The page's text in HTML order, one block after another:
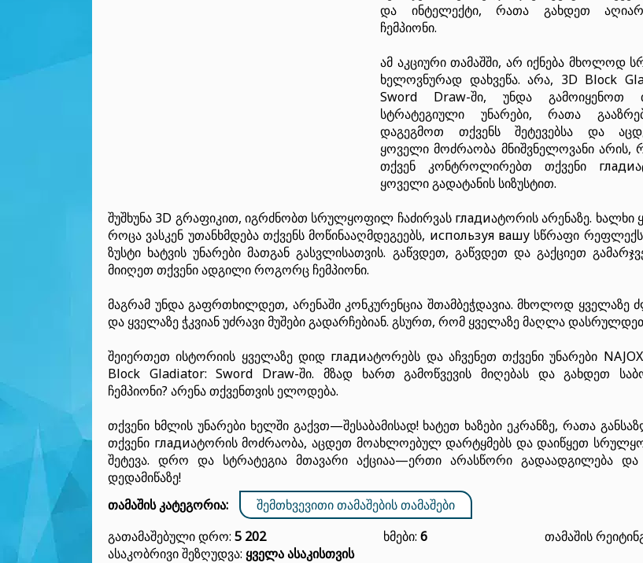
და ინტელექტი, რათა გახდეთ
ჩემპიონი.
ამ აკციური თამაშში, არ იქნება მხოლოდ
ხელოვნურად დახვეწა. არა, 3D Block
Sword Draw-ში, უნდა გამოიყენოთ
სტრატეგიული უნარები, რათა
დაგეგმოთ თქვენს შეტევებსა და
ყოველი მოძრაობა მნიშვნელოვანი არის,
თქვენ კონტროლირებთ თქვენი
ყოველი გადატანის სიზუსტით.
შუშხუნა 3D გრაფიკით, იგრძნობთ სრულყოფილ ჩაძირვას гладиატორის არენაზე. ხალხი
როცა ვასკენ უთანხმდება თქვენს მოწინააღმდეგეებს, используя вашу სწრაფი
ზუსტი ხატვის უნარები მათგან გასვლისათვის. გაწვდეთ, გაწვდეთ და გაქციეთ
მიიღეთ თქვენი ადგილი როგორც ჩემპიონი.
მაგრამ უნდა გაფრთხილდეთ, არენაში კონკურენცია შთამბეჭდავია. მხოლოდ ყველაზე
და ყველაზე ჭკვიან უძრავი მუშები გადარჩებიან. გსურთ, რომ ყველაზე მაღლა
შეიერთეთ ისტორიის ყველაზე დიდ гладиატორებს და აჩვენეთ თქვენი უნარები
Block Gladiator: Sword Draw-ში. მზად ხართ გამოწვევის მიღებას და გახდეთ
ჩემპიონი? არენა თქვენთვის ელოდება.
თქვენი ხმლის უნარები ხელში გაქვთ—შესაბამისად! ხატეთ ხაზები ეკრანზე, რათა
თქვენი гладиატორის მოძრაობა, აცდეთ მოახლოებულ დარტყმებს და დაიწყეთ
შეტევა. დრო და სტრატეგია მთავარი აქციაა—ერთი არასწორი გადაადგილება და
დედამიწაზე!
თამაშის კატეგორია:
ᲨᲔᲛᲗᲮᲕᲔᲕᲘᲗᲘ ᲗᲐᲛᲐᲨᲔᲑᲘᲡ ᲗᲐᲛᲐᲨᲔᲑᲘ
Გათამაშებული Დრო: 5 202 Ხმები: 6 Თამაშის
Ასაკობრივი Შეზღუდვა: Ყველა Ასაკისთვის